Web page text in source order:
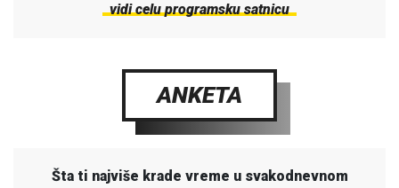
vidi celu programsku satnicu
ANKETA
Šta ti najviše krade vreme u svakodnevnom